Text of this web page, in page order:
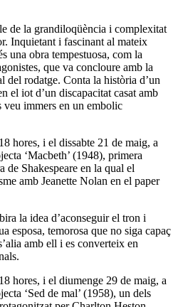
de la grandiloqüència i complexitat
Inquietant i fascinant al mateix
una obra tempestuosa, com la
que va concloure amb la
del rodatge. Conta la història d’un
el iot d’un discapacitat casat amb
veu immers en un embolic
hores, i el dissabte 21 de maig, a
‘Macbeth’ (1948), primera
de Shakespeare en la qual el
amb Jeanette Nolan en el paper
la idea d’aconseguir el tron i
esposa, temorosa que no siga capaç
amb ell i es converteix en
hores, i el diumenge 29 de maig, a
‘Sed de mal’ (1958), un dels